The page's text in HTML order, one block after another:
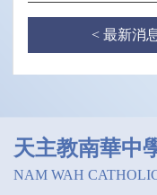
< 最新消
天主教南華中
NAM WAH